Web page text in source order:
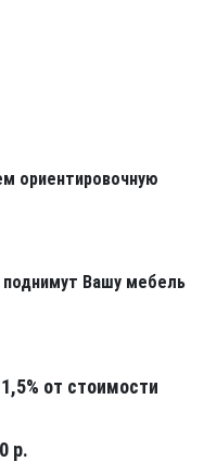
ориентировочную
поднимут Вашу мебель
1,5% от стоимости
р.